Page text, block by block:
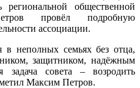
региональной общественной
провёл подробную
ассоциации.
в неполных семьях без отца,
защитником, надёжным
задача совета – возродить
Максим Петров.